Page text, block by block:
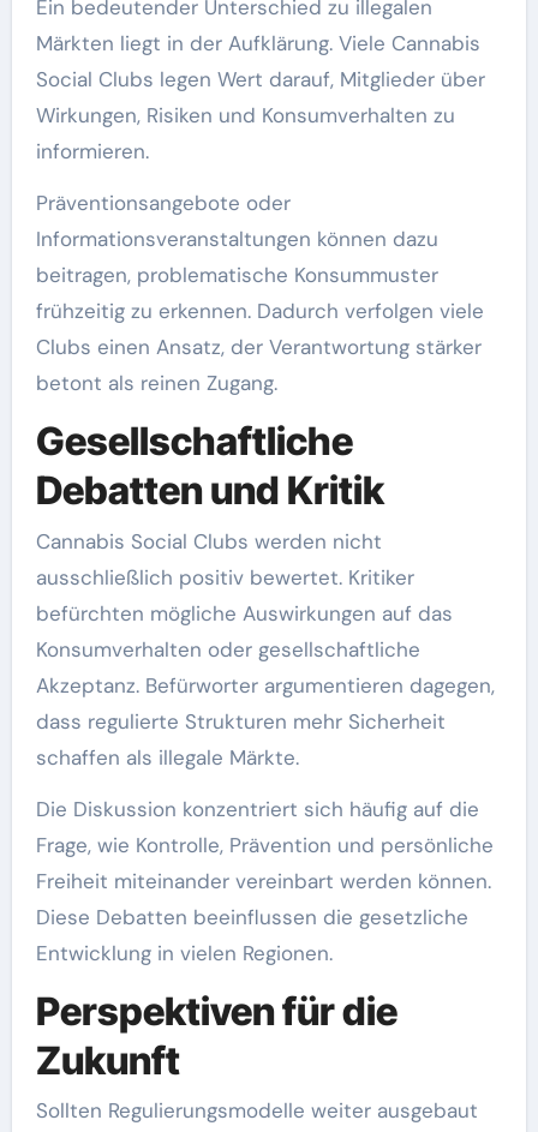
Ein bedeutender Unterschied zu illegalen
Märkten liegt in der Aufklärung. Viele Cannabis
Social Clubs legen Wert darauf, Mitglieder über
Wirkungen, Risiken und Konsumverhalten zu
informieren.
Präventionsangebote oder
Informationsveranstaltungen können dazu
beitragen, problematische Konsummuster
frühzeitig zu erkennen. Dadurch verfolgen viele
Clubs einen Ansatz, der Verantwortung stärker
betont als reinen Zugang.
Gesellschaftliche
Debatten und Kritik
Cannabis Social Clubs werden nicht
ausschließlich positiv bewertet. Kritiker
befürchten mögliche Auswirkungen auf das
Konsumverhalten oder gesellschaftliche
Akzeptanz. Befürworter argumentieren dagegen,
dass regulierte Strukturen mehr Sicherheit
schaffen als illegale Märkte.
Die Diskussion konzentriert sich häufig auf die
Frage, wie Kontrolle, Prävention und persönliche
Freiheit miteinander vereinbart werden können.
Diese Debatten beeinflussen die gesetzliche
Entwicklung in vielen Regionen.
Perspektiven für die
Zukunft
Sollten Regulierungsmodelle weiter ausgebaut